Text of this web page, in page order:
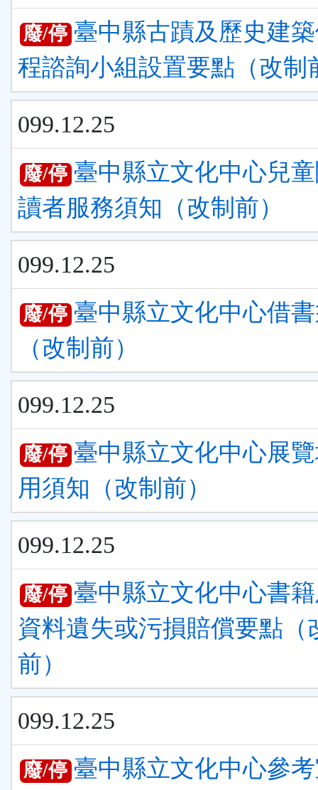
廢/停 臺中縣古蹟及歷史建
程諮詢小組設置要點（改制
099.12.25
廢/停 臺中縣立文化中心兒
讀者服務須知（改制前）
099.12.25
廢/停 臺中縣立文化中心借
（改制前）
099.12.25
廢/停 臺中縣立文化中心展
用須知（改制前）
099.12.25
廢/停 臺中縣立文化中心書
資料遺失或污損賠償要點（
前）
099.12.25
廢/停 臺中縣立文化中心參